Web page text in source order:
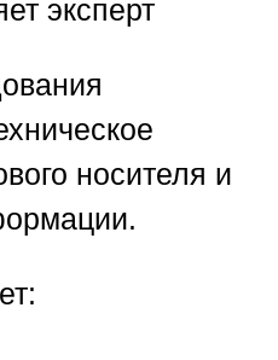
эксперт
носителя и